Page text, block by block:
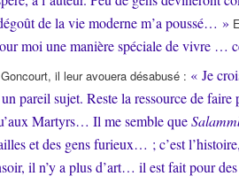
de la vie moderne m’a poussé… »
moi une manière spéciale de vivre …
il leur avouera désabusé : « Je
pareil sujet. Reste la ressource de
Martyrs… Il me semble que
et des gens furieux… ; c’est
il n’y a plus d’art… il est fait pour